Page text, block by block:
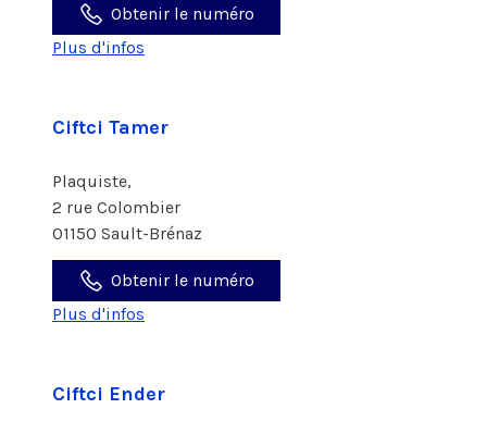
Obtenir le numéro
Plus d'infos
Ciftci Tamer
Plaquiste,
2 rue Colombier
01150 Sault-Brénaz
Obtenir le numéro
Plus d'infos
Ciftci Ender